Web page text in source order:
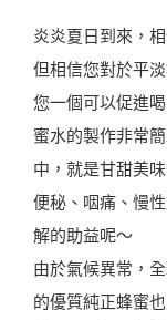
炎炎夏日到來，
但相信您對於平
您一個可以促進
蜜水的製作非常
中，就是甘甜美
便秘、咽痛、慢
解的助益呢～
由於氣候異常，
的優質純正蜂蜜